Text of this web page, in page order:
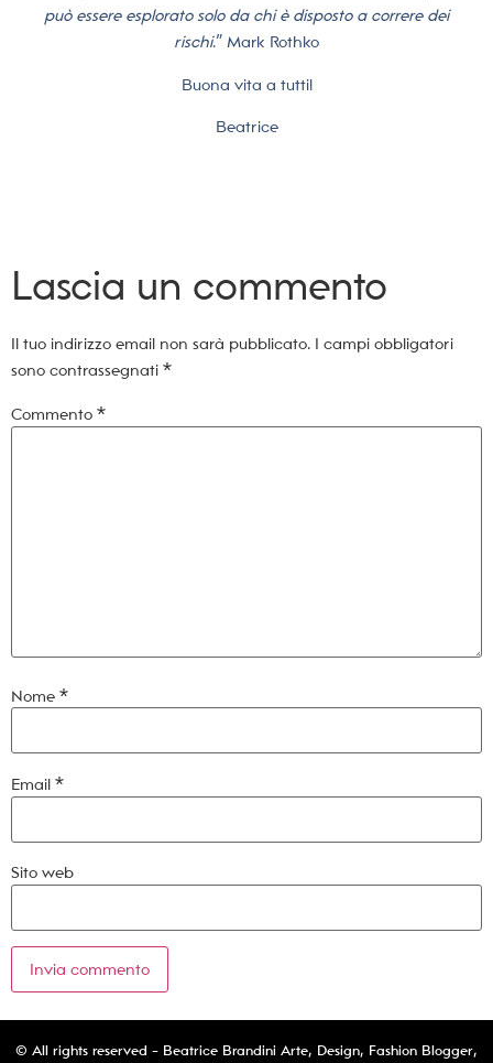
può essere esplorato solo da chi è disposto a correre dei
rischi.” Mark Rothko
Buona vita a tutti!
Beatrice
Lascia un commento
Il tuo indirizzo email non sarà pubblicato. I campi obbligatori
sono contrassegnati *
Commento *
Nome *
Email *
Sito web
© All rights reserved - Beatrice Brandini Arte, Design, Fashion Blogger,